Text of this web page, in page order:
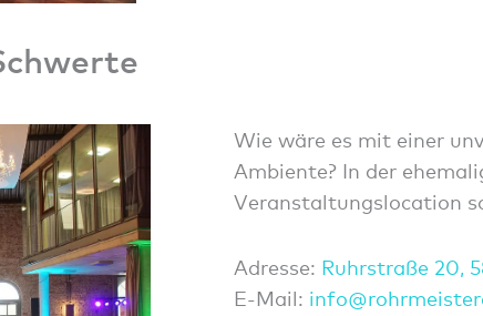
Wie wäre es mit einer
Ambiente? In der
Veranstaltungslocation
Adresse: Ruhrstraße 20,
E-Mail: info@rohrmeiste